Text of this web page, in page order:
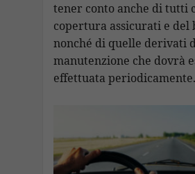
tener conto anche di tutti
copertura assicurati e del
nonché di quelle derivati
manutenzione che dovrà
effettuata periodicamente.